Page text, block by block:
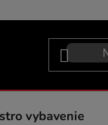
vybavenie